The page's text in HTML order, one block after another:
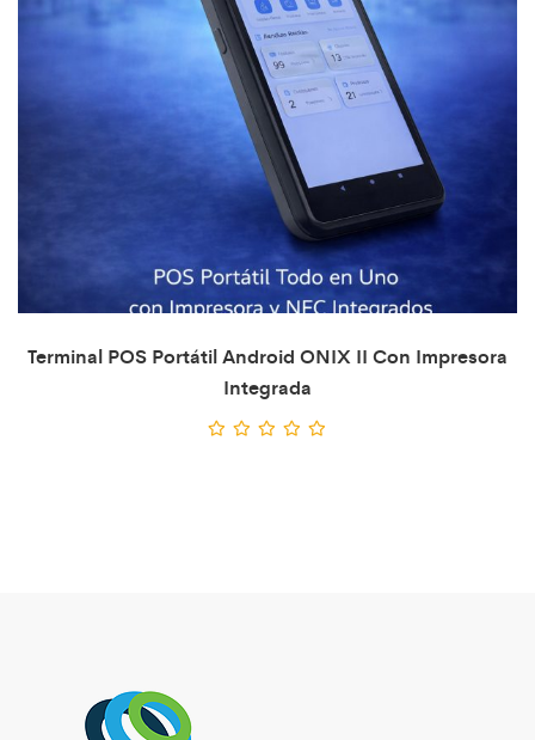
Terminal POS Portátil Android ONIX II Con Impresora
Integrada